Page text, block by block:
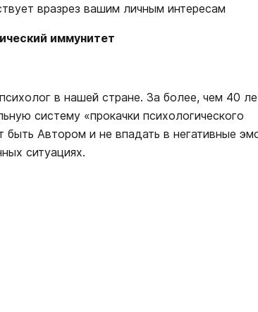
вразрез вашим личным интересам
иммунитет
в нашей стране. За более, чем 40
систему «прокачки психологического
Автором и не впадать в негативные
ситуациях.